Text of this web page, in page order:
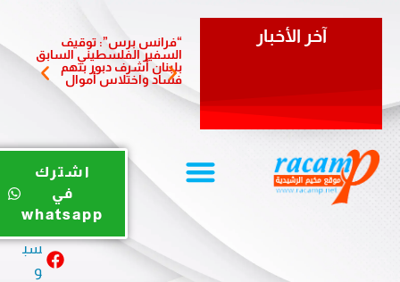
آخر الأخبار
“فرانس برس”: توقيف
السفير الفلسطيني السابق
بلبنان أشرف دبور بتهم
فساد واختلاس أموال
تزور
وتؤكد
يو
ب
سب
و
اشترك
في
whatsapp